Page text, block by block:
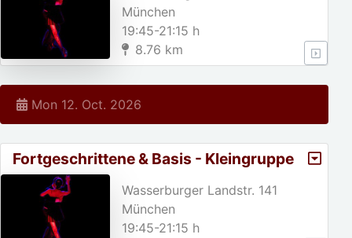
München
19:45-21:15 h
8.76 km
Mon 12. Oct. 2026
Fortgeschrittene & Basis - Kleingruppe
Wasserburger Landstr. 141
München
19:45-21:15 h